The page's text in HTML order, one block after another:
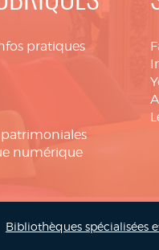
pratiques
numérique
Bibliothèques spécialisées